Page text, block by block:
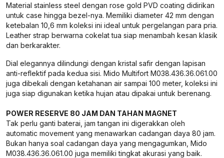
Material stainless steel dengan rose gold PVD coating didirikan
untuk case hingga bezel-nya. Memiliki diameter 42 mm dengan
ketebalan 10,6 mm koleksi ini ideal untuk pergelangan para pria.
Leather strap berwarna cokelat tua siap menambah kesan klasik
dan berkarakter.
Dial elegannya dilindungi dengan kristal safir dengan lapisan
anti-reflektif pada kedua sisi. Mido Multifort M038.436.36.061.00
juga dibekali dengan ketahanan air sampai 100 meter, koleksi ini
juga siap digunakan ketika hujan atau dipakai untuk berenang.
POWER RESERVE 80 JAM DAN TAHAN MAGNET
Tak perlu ganti baterai, jam tangan ini digerakkan oleh
automatic movement yang menawarkan cadangan daya 80 jam.
Bukan hanya soal cadangan daya yang mengagumkan, Mido
M038.436.36.061.00 juga memiliki tingkat akurasi yang baik.